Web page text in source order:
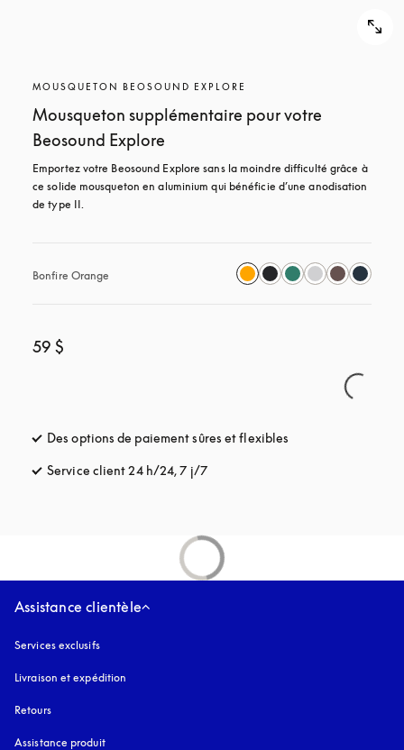
MOUSQUETON BEOSOUND EXPLORE
Mousqueton supplémentaire pour votre
Beosound Explore
Emportez votre Beosound Explore sans la moindre difficulté grâce à
ce solide mousqueton en aluminium qui bénéficie d’une anodisation
de type II.
Bonfire Orange
59 $
Des options de paiement sûres et flexibles
Service client 24 h/24, 7 j/7s’ouvre dans un nouvel onglet
Assistance clientèle
Services exclusifs
Livraison et expédition
Retours
Assistance produit